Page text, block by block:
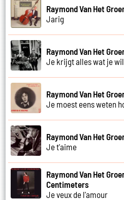
Raymond Van Het
Jarig
Raymond Van Het
Je krijgt alles wat je wil
Raymond Van Het
Je moest eens weten
Raymond Van Het
Je t'aime
Raymond Van Het
Centimeters
Je veux de l'amour